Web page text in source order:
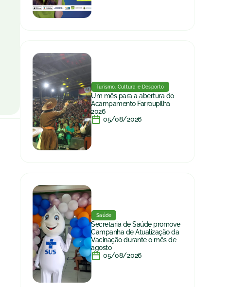
Turismo, Cultura e Desporto
Um mês para a abertura do
Acampamento Farroupilha
2026
05/08/2026
Saúde
Secretaria de Saúde promove
Campanha de Atualização da
Vacinação durante o mês de
agosto
05/08/2026